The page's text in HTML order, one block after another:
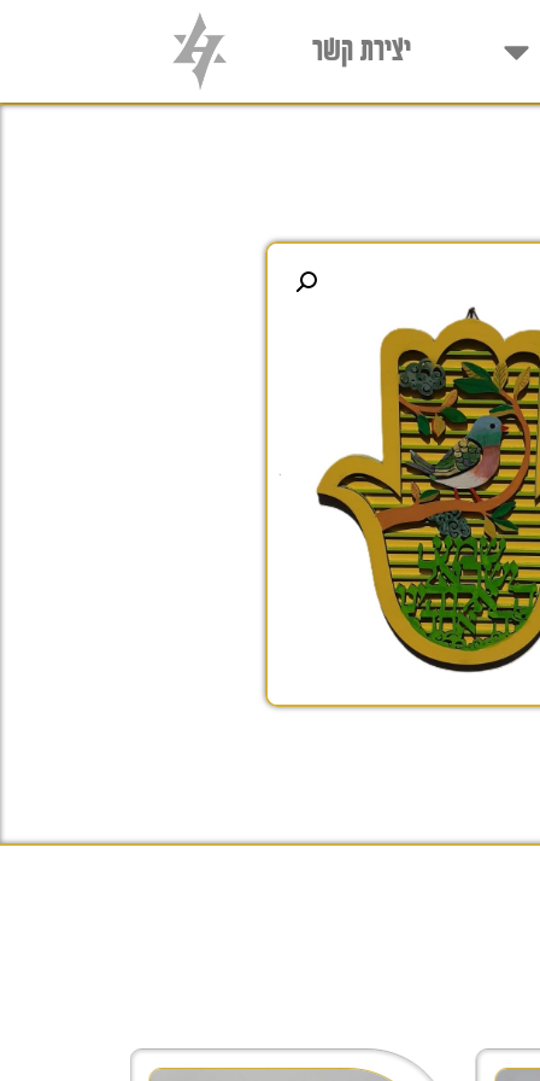
יצירת קשר